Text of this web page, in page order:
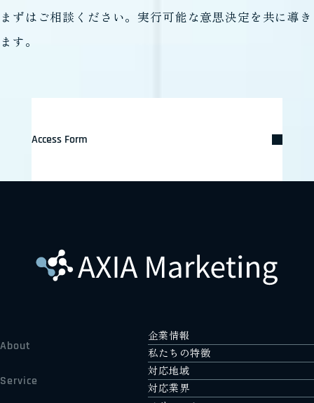
まずはご相談ください。実行可能な意思決定を共に導き
ます。
Access Form
About
企業情報
私たちの特徴
Service
対応地域
対応業界